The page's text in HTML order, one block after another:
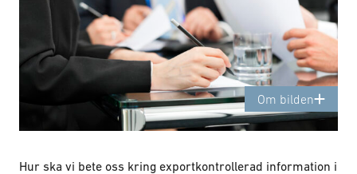
Om bilden
Hur ska vi bete oss kring exportkontrollerad information i